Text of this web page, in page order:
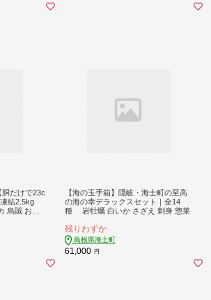
胴だけで23c
結2.5kg
烏賊 お刺
【海の玉手箱】隠岐・海士町の至高
の海の幸デラックスセット｜全14
種 岩牡蠣 白いか さざえ 刺身 惣菜
残りわずか
島根県海士町
61,000 円